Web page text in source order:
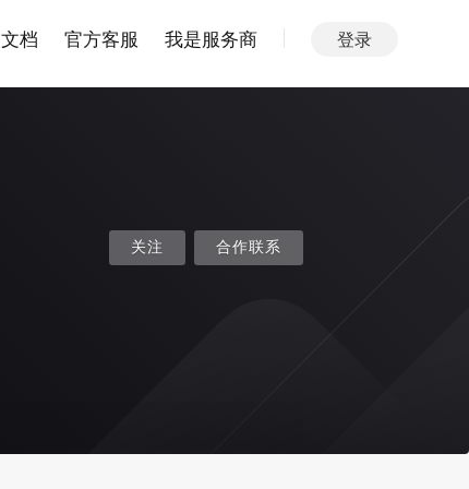
文档 官方客服 我是服务商 登录
关注 合作联系